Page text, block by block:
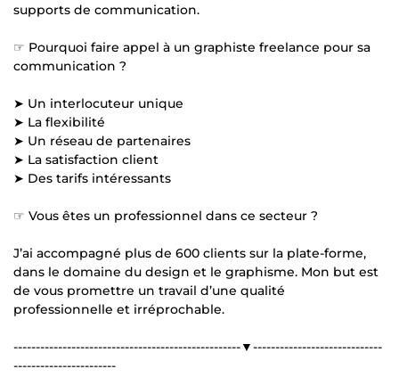
supports de communication.
☞ Pourquoi faire appel à un graphiste freelance pour sa
communication ?
➤ Un interlocuteur unique
➤ La flexibilité
➤ Un réseau de partenaires
➤ La satisfaction client
➤ Des tarifs intéressants
☞ Vous êtes un professionnel dans ce secteur ?
J’ai accompagné plus de 600 clients sur la plate-forme,
dans le domaine du design et le graphisme. Mon but est
de vous promettre un travail d’une qualité
professionnelle et irréprochable.
---------------------------------------------------▼-----------------------------
-----------------------